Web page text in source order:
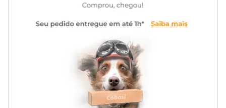
Frascos com 500ml ou 5 L
ativo neutralizador de odor,
amida, anfótero, silicone,
glicerina, extrato de aloe vera,
essência, veículo q.s.p.
Anfótero 2,5 ml